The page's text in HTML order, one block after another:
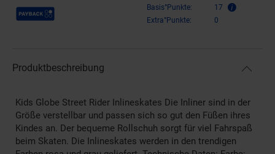
Payback Punkte Basis°Punkte:
17
Extra°Punkte:
0
Produktbeschreibung
Kids Globe Street Rider Inlineskates Die Inliner sind in der
Größe verstellbar und passen sich so gut den Füßen ihres
Kindes an. Der bequeme Rollschuh sorgt für viel Fahrspaß
beim Skaten. Die Inlineskates werden in den trendigen